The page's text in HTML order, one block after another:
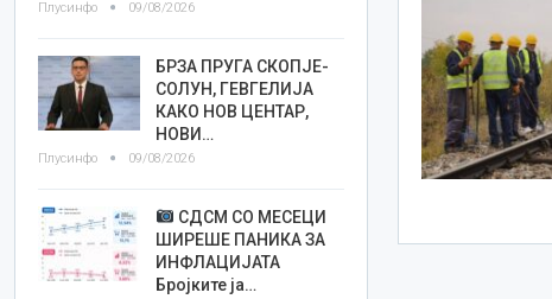
Плусинфо 09/08/2026
БРЗА ПРУГА СКОПЈЕ-
СОЛУН, ГЕВГЕЛИЈА
КАКО НОВ ЦЕНТАР,
НОВИ…
Плусинфо 09/08/2026
СДСМ СО МЕСЕЦИ
ШИРЕШЕ ПАНИКА ЗА
ИНФЛАЦИЈАТА
Бројките ја…